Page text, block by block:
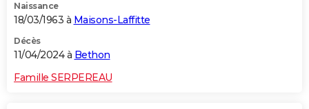
Naissance
18/03/1963 à Maisons-Laffitte
Décès
11/04/2024 à Bethon
Famille SERPEREAU